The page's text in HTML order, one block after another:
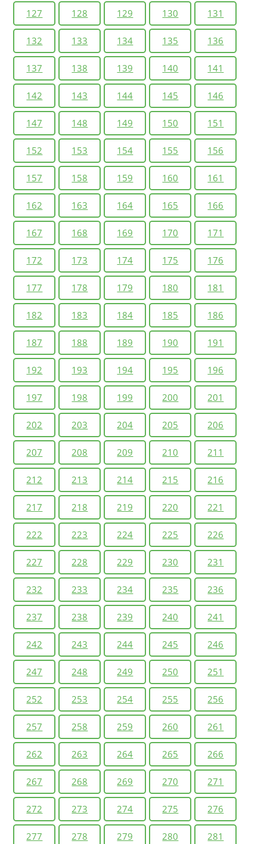
127 128 129 130 131
132 133 134 135 136
137 138 139 140 141
142 143 144 145 146
147 148 149 150 151
152 153 154 155 156
157 158 159 160 161
162 163 164 165 166
167 168 169 170 171
172 173 174 175 176
177 178 179 180 181
182 183 184 185 186
187 188 189 190 191
192 193 194 195 196
197 198 199 200 201
202 203 204 205 206
207 208 209 210 211
212 213 214 215 216
217 218 219 220 221
222 223 224 225 226
227 228 229 230 231
232 233 234 235 236
237 238 239 240 241
242 243 244 245 246
247 248 249 250 251
252 253 254 255 256
257 258 259 260 261
262 263 264 265 266
267 268 269 270 271
272 273 274 275 276
277 278 279 280 281